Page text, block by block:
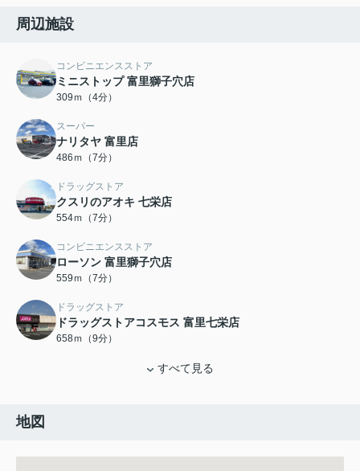
周辺施設
コンビニエンスストア
ミニストップ 富里獅子穴店
309ｍ（4分）
スーパー
ナリタヤ 富里店
486ｍ（7分）
ドラッグストア
クスリのアオキ 七栄店
554ｍ（7分）
コンビニエンスストア
ローソン 富里獅子穴店
559ｍ（7分）
ドラッグストア
ドラッグストアコスモス 富里七栄店
658ｍ（9分）
すべて見る
地図